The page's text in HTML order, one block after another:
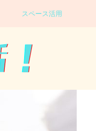
スペース活用